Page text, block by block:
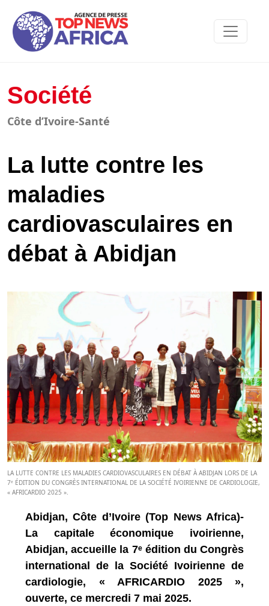
Société
Côte d’Ivoire-Santé
La lutte contre les
maladies
cardiovasculaires en
débat à Abidjan
LA LUTTE CONTRE LES MALADIES CARDIOVASCULAIRES EN DÉBAT À ABIDJAN LORS DE LA
7ᵉ ÉDITION DU CONGRÈS INTERNATIONAL DE LA SOCIÉTÉ IVOIRIENNE DE CARDIOLOGIE,
« AFRICARDIO 2025 ».
Abidjan, Côte d’Ivoire (Top News Africa)-
La capitale économique ivoirienne,
Abidjan, accueille la 7ᵉ édition du Congrès
international de la Société Ivoirienne de
cardiologie, « AFRICARDIO 2025 »,
ouverte, ce mercredi 7 mai 2025.